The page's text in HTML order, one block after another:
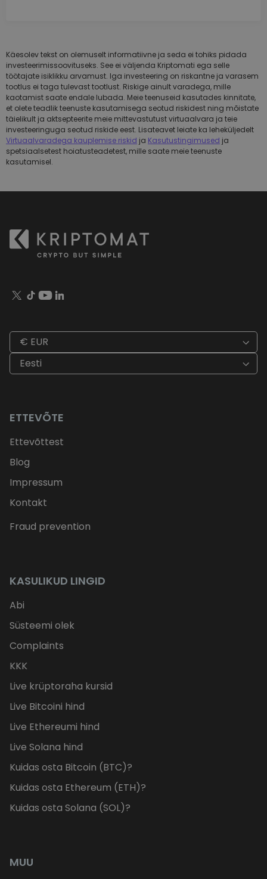
Käesolev tekst on olemuselt informatiivne ja seda ei tohiks pidada
investeerimissoovituseks. See ei väljenda Kriptomati ega selle
töötajate isiklikku arvamust. Iga investeering on riskantne ja varasem
tootlus ei taga tulevast tootlust. Riskige ainult varadega, mille
kaotamist saate endale lubada. Meie teenuseid kasutades kinnitate,
et olete teadlik teenuste kasutamisega seotud riskidest ning mõistate
täielikult ja aktsepteerite meie mittevastutust virtuaalvara ja teie
investeeringuga seotud riskide eest. Lisateavet leiate ka leheküljedelt
Virtuaalvaradega kauplemise riskid ja Kasutustingimused ja
spetsiaalsetest hoiatusteadetest, mille saate meie teenuste
kasutamisel.
€ EUR
Eesti
ETTEVÕTE
Ettevõttest
Blog
Impressum
Kontakt
Fraud prevention
KASULIKUD LINGID
Abi
Süsteemi olek
Complaints
KKK
Live krüptoraha kursid
Live Bitcoini hind
Live Ethereumi hind
Live Solana hind
Kuidas osta Bitcoin (BTC)?
Kuidas osta Ethereum (ETH)?
Kuidas osta Solana (SOL)?
MUU